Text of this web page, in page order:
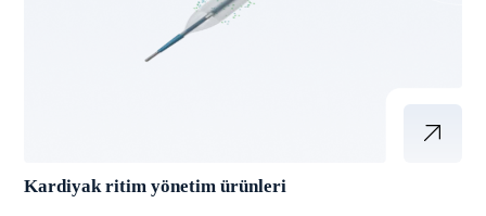
Kardiyak ritim yönetim ürünleri